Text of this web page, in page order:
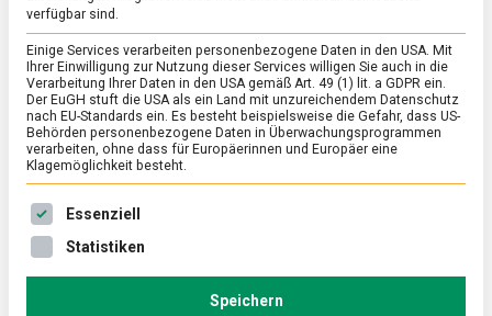
ERNÄHRUNG & GESUNDHEIT /POLITIK
Ernährungsreport 2023 zeichnet Bild
bewusster Verbraucherinnen und
Verbraucher
16. Oktober 2023
Die Verbraucherinnen und Verbraucher kaufen, was
ihnen schmeckt und geben an, dass sie beim Kauf
verfügbar sind.
Einige Services verarbeiten personenbezogene Daten in den USA. Mit
Ihrer Einwilligung zur Nutzung dieser Services willigen Sie auch in die
Verarbeitung Ihrer Daten in den USA gemäß Art. 49 (1) lit. a GDPR ein.
Der EuGH stuft die USA als ein Land mit unzureichendem Datenschutz
nach EU-Standards ein. Es besteht beispielsweise die Gefahr, dass US-
Behörden personenbezogene Daten in Überwachungsprogrammen
verarbeiten, ohne dass für Europäerinnen und Europäer eine
Klagemöglichkeit besteht.
Es folgt eine Liste der Service-Gruppen, für die eine
Essenziell
Statistiken
Speichern